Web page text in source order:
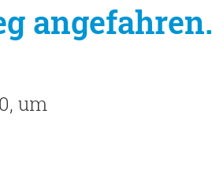
angefahren.
um